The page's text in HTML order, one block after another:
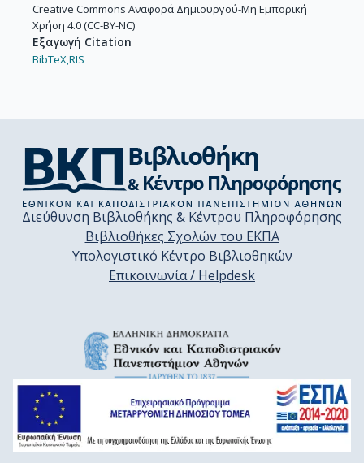
Creative Commons Αναφορά Δημιουργού-Μη Εμπορική
Χρήση 4.0 (CC-BY-NC)
Εξαγωγή Citation
BibTeX,RIS
Διεύθυνση Βιβλιοθήκης & Κέντρου Πληροφόρησης
Βιβλιοθήκες Σχολών του ΕΚΠΑ
Υπολογιστικό Κέντρο Βιβλιοθηκών
Επικοινωνία / Helpdesk